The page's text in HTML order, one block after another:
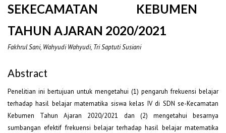
SEKECAMATAN KEBUMEN
TAHUN AJARAN 2020/2021
Fakhrul Sani, Wahyudi Wahyudi, Tri Saptuti Susiani
Abstract
Penelitian ini bertujuan untuk mengetahui (1) pengaruh frekuensi belajar
terhadap hasil belajar matematika siswa kelas IV di SDN se-Kecamatan
Kebumen Tahun Ajaran 2020/2021 dan (2) mengetahui besarnya
sumbangan efektif frekuensi belajar terhadap hasil belajar matematika